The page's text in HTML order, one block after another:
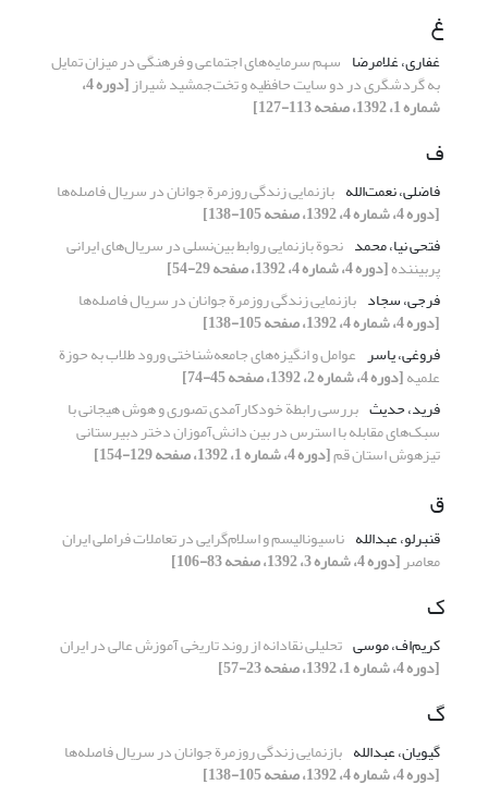
غ
غفاری، غلامرضا سهم سرمایه‌های اجتماعی و فرهنگی در میزان تمایل
به گردشگری در دو سایت حافظیه و تخت‌جمشید شیراز [دوره 4،
شماره 1، 1392، صفحه 113-127]
ف
فاضلی، نعمت‌الله بازنمایی زندگی روزمرة جوانان در سریال فاصله‌ها
[دوره 4، شماره 4، 1392، صفحه 105-138]
فتحی نیا، محمد نحوة بازنمایی روابط بین‌نسلی در سریال‌‌های ایرانی
پربیننده[دوره 4، شماره 4، 1392، صفحه 29-54]
فرجی، سجاد بازنمایی زندگی روزمرة جوانان در سریال فاصله‌ها
[دوره 4، شماره 4، 1392، صفحه 105-138]
فروغی، یاسر عوامل و انگیزه‌های جامعه‌شناختی ورود طلاب به حوزة
علمیه[دوره 4، شماره 2، 1392، صفحه 45-74]
فرید، حدیث بررسی رابطة خودکارآمدی تصوری و هوش هیجانی با
سبک‌های مقابله با استرس در بین دانش‌آموزان دختر دبیرستانی
تیزهوش استان قم[دوره 4، شماره 1، 1392، صفحه 129-154]
ق
قنبرلو، عبدالله ناسیونالیسم و اسلام‌گرایی در تعاملات فراملی ایران
معاصر[دوره 4، شماره 3، 1392، صفحه 83-106]
ک
کریم‌اف، موسی تحلیلی نقادانه از روند تاریخی آموزش عالی در ایران
[دوره 4، شماره 1، 1392، صفحه 23-57]
گ
گیویان، عبدالله بازنمایی زندگی روزمرة جوانان در سریال فاصله‌ها
[دوره 4، شماره 4، 1392، صفحه 105-138]